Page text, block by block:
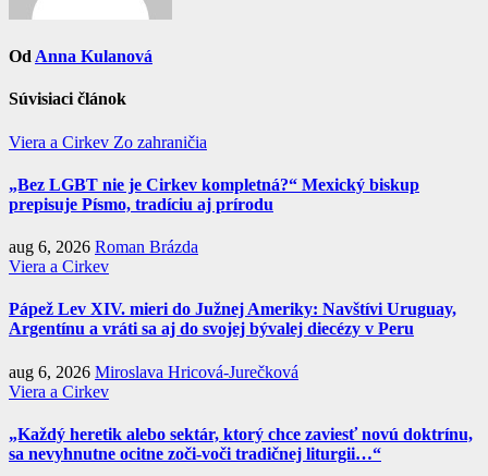
Od Anna Kulanová
Súvisiaci článok
Viera a Cirkev Zo zahraničia
„Bez LGBT nie je Cirkev kompletná?“ Mexický biskup
prepisuje Písmo, tradíciu aj prírodu
aug 6, 2026 Roman Brázda
Viera a Cirkev
Pápež Lev XIV. mieri do Južnej Ameriky: Navštívi Uruguay,
Argentínu a vráti sa aj do svojej bývalej diecézy v Peru
aug 6, 2026 Miroslava Hricová-Jurečková
Viera a Cirkev
„Každý heretik alebo sektár, ktorý chce zaviesť novú doktrínu,
sa nevyhnutne ocitne zoči-voči tradičnej liturgii…“